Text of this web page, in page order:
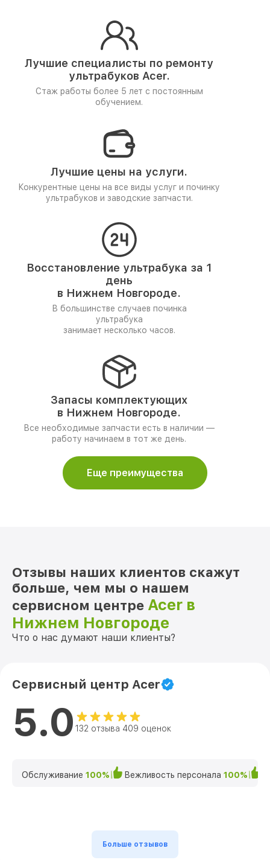
Лучшие специалисты по ремонту
ультрабуков Acer.
Стаж работы более 5 лет с постоянным
обучением.
Лучшие цены на услуги.
Конкурентные цены на все виды услуг и починку
ультрабуков и заводские запчасти.
Восстановление ультрабука за 1
день
в Нижнем Новгороде.
В большинстве случаев починка
ультрабука
занимает несколько часов.
Запасы комплектующих
в Нижнем Новгороде.
Все необходимые запчасти есть в наличии —
работу начинаем в тот же день.
Еще преимущества
Отзывы наших клиентов скажут
больше, чем мы о нашем
сервисном центре Acer в
Нижнем Новгороде
Что о нас думают наши клиенты?
Сервисный центр Acer
5.0 132 отзыва 409 оценок
Обслуживание 100% Вежливость персонала 100%
Больше отзывов